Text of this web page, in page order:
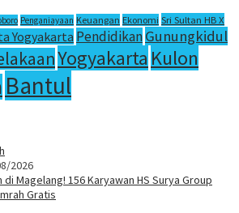
Penganiayaan Keuangan Ekonomi Sri Sultan HB X
Yogyakarta PendidikanGunungkidul
Yogyakarta Kulon
Bantul
2026
di Magelang! 156 Karyawan HS Surya Group
Gratis